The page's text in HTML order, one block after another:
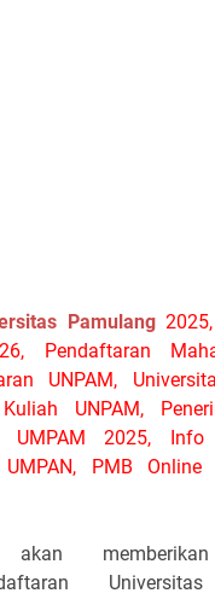
Pamulang2025,
Pendaftaran
UNPAM,
UNPAM,
UMPAM 2025, Info
PMB Online